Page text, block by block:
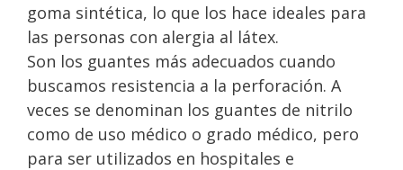
goma sintética, lo que los hace ideales para
las personas con alergia al látex.
Son los guantes más adecuados cuando
buscamos resistencia a la perforación. A
veces se denominan los guantes de nitrilo
como de uso médico o grado médico, pero
para ser utilizados en hospitales e